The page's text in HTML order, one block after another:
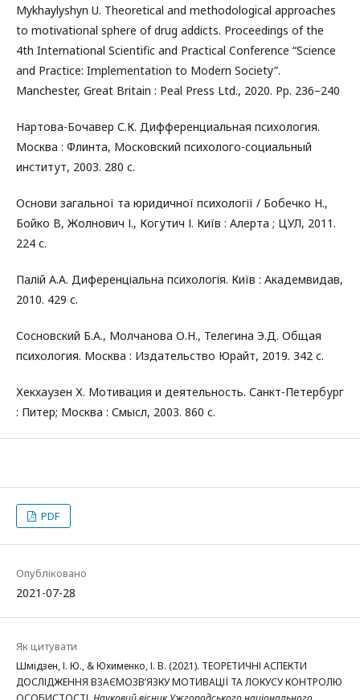
Mykhaylyshyn U. Theoretical and methodological approaches
to motivational sphere of drug addicts. Proceedings of the
4th International Scientific and Practical Conference “Science
and Practice: Implementation to Modern Society”.
Manchester, Great Britain : Peal Press Ltd., 2020. Рp. 236–240
Нартова-Бочавер С.К. Дифференциальная психология.
Москва : Флинта, Московский психолого-социальный
институт, 2003. 280 с.
Основи загальної та юридичної психології / Бобечко Н.,
Бойко В, Жолнович І., Когутич І. Київ : Алерта ; ЦУЛ, 2011.
224 с.
Палій А.А. Диференціальна психологія. Київ : Академвидав,
2010. 429 с.
Сосновский Б.А., Молчанова О.Н., Телегина Э.Д. Общая
психология. Москва : Издательство Юрайт, 2019. 342 с.
Хекхаузен Х. Мотивация и деятельность. Санкт-Петербург
: Питер; Москва : Смысл, 2003. 860 с.
PDF
Опубліковано
2021-07-28
Як цитувати
Шмідзен, І. Ю., & Юхименко, І. В. (2021). ТЕОРЕТИЧНІ АСПЕКТИ
ДОСЛІДЖЕННЯ ВЗАЄМОЗВ’ЯЗКУ МОТИВАЦІЇ ТА ЛОКУСУ КОНТРОЛЮ